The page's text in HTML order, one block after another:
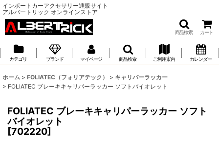
インポートカーアクセサリー通販サイト
アルバートリック オンラインストア
商品検索 カート
カテゴリ ブランド マイページ 商品検索 ご利用案内 カレンダー
ホーム > FOLIATEC（フォリアテック） > キャリパーラッカー
> FOLIATEC ブレーキキャリパーラッカー ソフトバイオレット
FOLIATEC ブレーキキャリパーラッカー ソフト
バイオレット
[702220]